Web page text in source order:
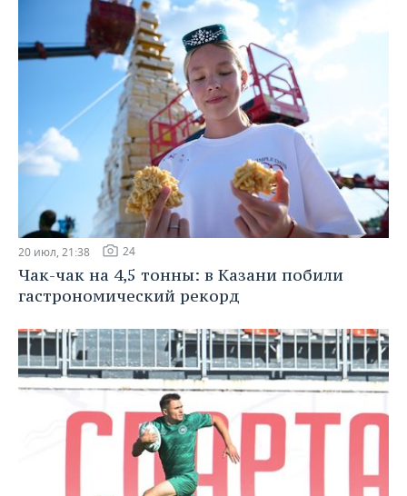
20 июл, 21:38 24
Чак-чак на 4,5 тонны: в Казани побили
гастрономический рекорд